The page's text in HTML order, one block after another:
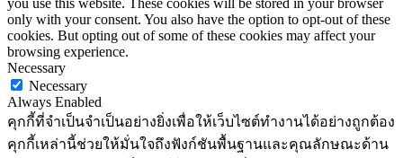
you use this website. These cookies will be stored in your browser
only with your consent. You also have the option to opt-out of these
cookies. But opting out of some of these cookies may affect your
browsing experience.
Necessary
Necessary
Always Enabled
คุกกี้ที่จำเป็นจำเป็นอย่างยิ่งเพื่อให้เว็บไซต์ทำงานได้อย่างถูกต้อง
คุกกี้เหล่านี้ช่วยให้มั่นใจถึงฟังก์ชันพื้นฐานและคุณลักษณะด้าน